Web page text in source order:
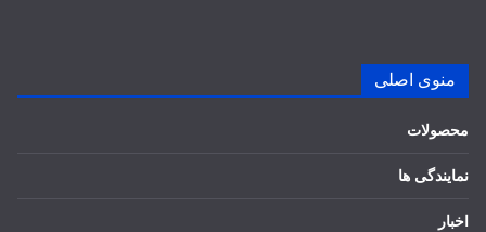
منوی اصلی
محصولات
نمایندگی ها
اخبار